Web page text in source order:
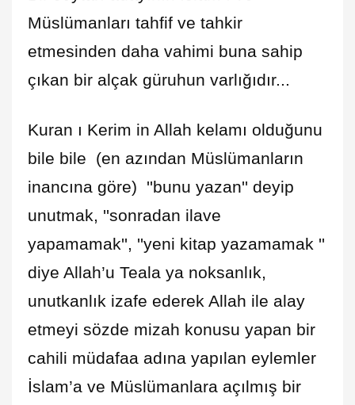
Müslümanları tahfif ve tahkir
etmesinden daha vahimi buna sahip
çıkan bir alçak güruhun varlığıdır...
Kuran ı Kerim in Allah kelamı olduğunu
bile bile (en azından Müslümanların
inancına göre) ''bunu yazan'' deyip
unutmak, ''sonradan ilave
yapamamak'', ''yeni kitap yazamamak ''
diye Allah’u Teala ya noksanlık,
unutkanlık izafe ederek Allah ile alay
etmeyi sözde mizah konusu yapan bir
cahili müdafaa adına yapılan eylemler
İslam’a ve Müslümanlara açılmış bir